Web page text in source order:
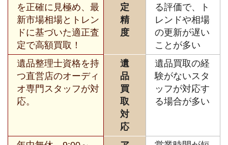
を正確に見極め、最
新市場相場とトレン
ドに基づいた適正査
定で高額買取！
定
精
度
る評価で、ト
レンドや相場
の更新が遅い
ことが多い
遺品整理士資格を持
つ直営店のオーディ
オ専門スタッフが対
応。
遺
品
買
取
対
応
遺品買取の経
験がないスタ
ッフが対応す
る場合が多い